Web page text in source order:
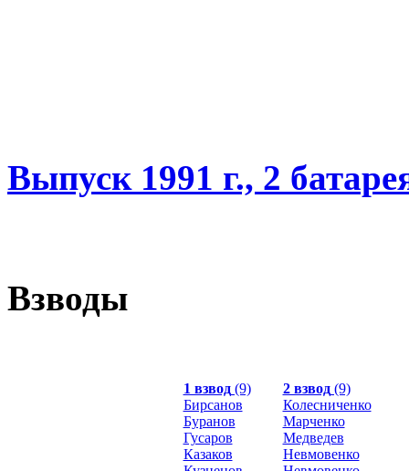
Выпуск 1991 г., 2
Взводы
1 взвод(9)
Бирсанов
Буранов
Гусаров
Казаков
2 взвод(9)
Колесниченко
Марченко
Медведев
Невмовенко